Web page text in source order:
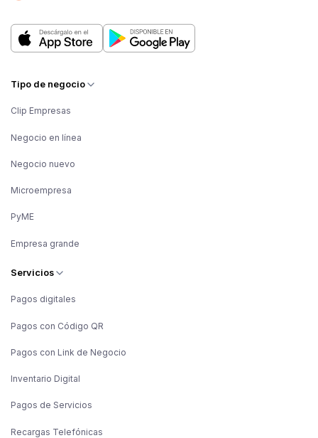
Servicios
Pagos digitales
Pagos con Código QR
Pagos con Link de Negocio
Inventario Digital
Pagos de Servicios
Recargas Telefónicas
Tipo de negocio
Clip Empresas
Negocio en línea
Negocio nuevo
Microempresa
PyME
Empresa grande